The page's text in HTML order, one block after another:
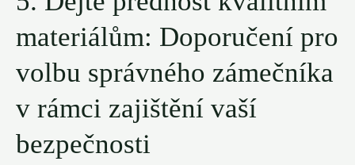
materiálům: Doporučení ‌pro‍
volbu správného zámečníka
v‍ rámci ⁣zajištění vaší
‌bezpečnosti